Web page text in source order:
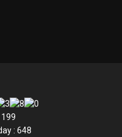
: 648